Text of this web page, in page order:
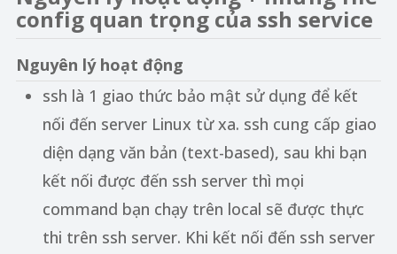
config quan trọng của ssh service
Nguyên lý hoạt động
ssh là 1 giao thức bảo mật sử dụng để kết
nối đến server Linux từ xa. ssh cung cấp giao
diện dạng văn bản (text-based), sau khi bạn
kết nối được đến ssh server thì mọi
command bạn chạy trên local sẽ được thực
thi trên ssh server. Khi kết nối đến ssh server